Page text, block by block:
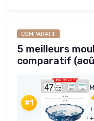
COMPARATIF
5 meilleurs
comparatif
#1
+
+